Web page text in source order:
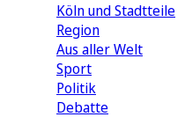
Köln und Stadtteile
Region
Aus aller Welt
Sport
Politik
Debatte